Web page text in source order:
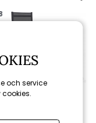
och service